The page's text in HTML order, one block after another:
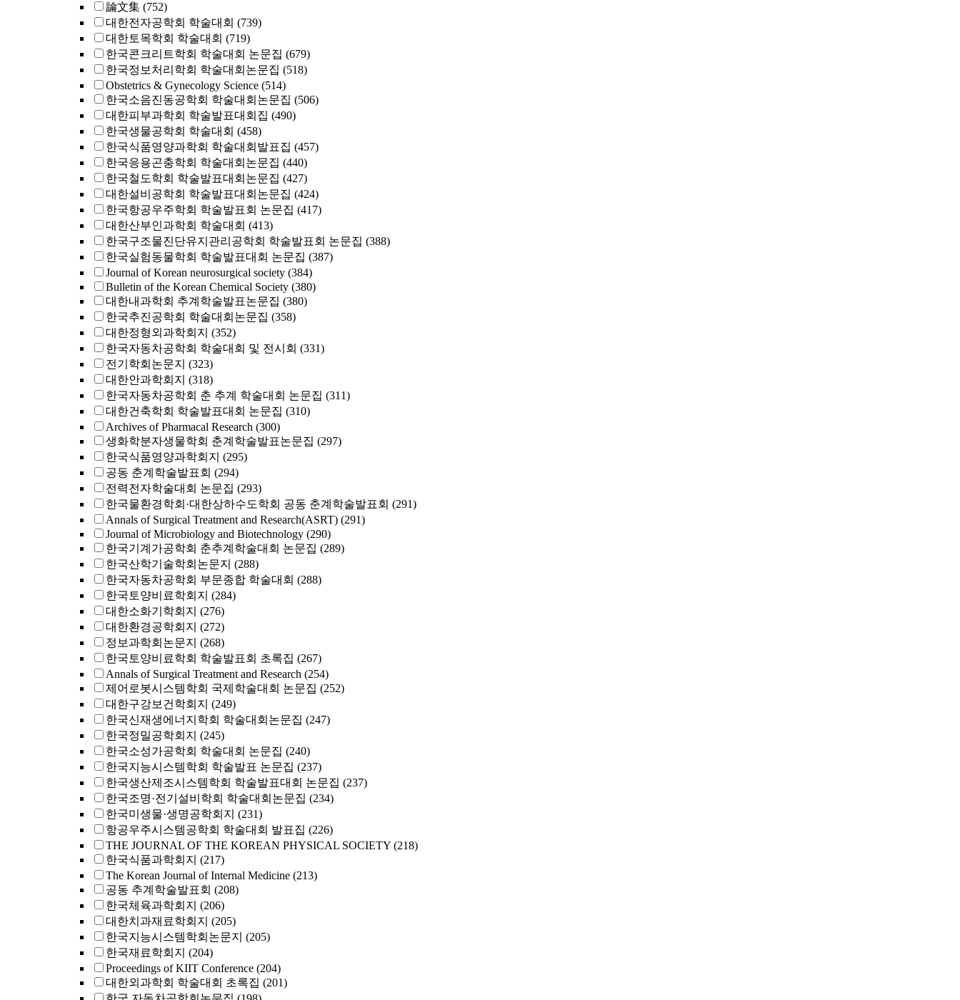
論文集 (752)
대한전자공학회 학술대회 (739)
대한토목학회 학술대회 (719)
한국콘크리트학회 학술대회 논문집 (679)
한국정보처리학회 학술대회논문집 (518)
Obstetrics & Gynecology Science (514)
한국소음진동공학회 학술대회논문집 (506)
대한피부과학회 학술발표대회집 (490)
한국생물공학회 학술대회 (458)
한국식품영양과학회 학술대회발표집 (457)
한국응용곤충학회 학술대회논문집 (440)
한국철도학회 학술발표대회논문집 (427)
대한설비공학회 학술발표대회논문집 (424)
한국항공우주학회 학술발표회 논문집 (417)
대한산부인과학회 학술대회 (413)
한국구조물진단유지관리공학회 학술발표회 논문집 (388)
한국실험동물학회 학술발표대회 논문집 (387)
Journal of Korean neurosurgical society (384)
Bulletin of the Korean Chemical Society (380)
대한내과학회 추계학술발표논문집 (380)
한국추진공학회 학술대회논문집 (358)
대한정형외과학회지 (352)
한국자동차공학회 학술대회 및 전시회 (331)
전기학회논문지 (323)
대한안과학회지 (318)
한국자동차공학회 춘 추계 학술대회 논문집 (311)
대한건축학회 학술발표대회 논문집 (310)
Archives of Pharmacal Research (300)
생화학분자생물학회 춘계학술발표논문집 (297)
한국식품영양과학회지 (295)
공동 춘계학술발표회 (294)
전력전자학술대회 논문집 (293)
한국물환경학회·대한상하수도학회 공동 춘계학술발표회 (291)
Annals of Surgical Treatment and Research(ASRT) (291)
Journal of Microbiology and Biotechnology (290)
한국기계가공학회 춘추계학술대회 논문집 (289)
한국산학기술학회논문지 (288)
한국자동차공학회 부문종합 학술대회 (288)
한국토양비료학회지 (284)
대한소화기학회지 (276)
대한환경공학회지 (272)
정보과학회논문지 (268)
한국토양비료학회 학술발표회 초록집 (267)
Annals of Surgical Treatment and Research (254)
제어로봇시스템학회 국제학술대회 논문집 (252)
대한구강보건학회지 (249)
한국신재생에너지학회 학술대회논문집 (247)
한국정밀공학회지 (245)
한국소성가공학회 학술대회 논문집 (240)
한국지능시스템학회 학술발표 논문집 (237)
한국생산제조시스템학회 학술발표대회 논문집 (237)
한국조명·전기설비학회 학술대회논문집 (234)
한국미생물·생명공학회지 (231)
항공우주시스템공학회 학술대회 발표집 (226)
THE JOURNAL OF THE KOREAN PHYSICAL SOCIETY (218)
한국식품과학회지 (217)
The Korean Journal of Internal Medicine (213)
공동 추계학술발표회 (208)
한국체육과학회지 (206)
대한치과재료학회지 (205)
한국지능시스템학회논문지 (205)
한국재료학회지 (204)
Proceedings of KIIT Conference (204)
대한외과학회 학술대회 초록집 (201)